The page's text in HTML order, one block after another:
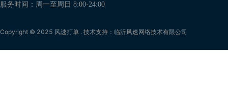
服务时间：周一至周日 8:00-24:00
Copyright © 2025 风速打单 . 技术支持：临沂风速网络技术有限公司